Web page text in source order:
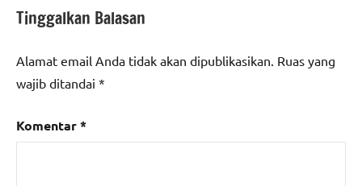
Tinggalkan Balasan
Alamat email Anda tidak akan dipublikasikan. Ruas yang
wajib ditandai *
Komentar*